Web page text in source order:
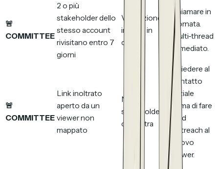
🚨
COMMITTEE
2 o più
stakeholder dello
stesso account
rivisitano entro 7
giorni
Valutazione
interna in
corso
Chiamare in
giornata.
Multi-thread
immediato.
🚨
COMMITTEE
Link inoltrato
aperto da un
viewer non
mappato
Nuovo
stakeholder
che entra
Chiedere al
contatto
iniziale
prima di fare
cold
outreach al
nuovo
viewer.